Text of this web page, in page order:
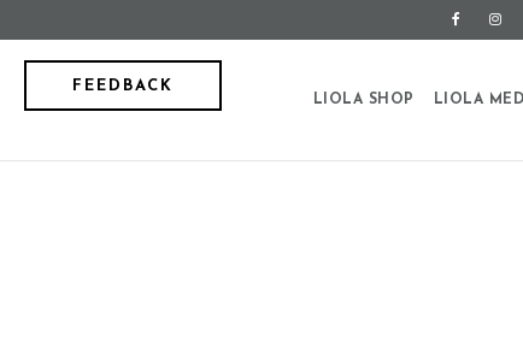
FEEDBACK
LIOLA SHOP LIOLA